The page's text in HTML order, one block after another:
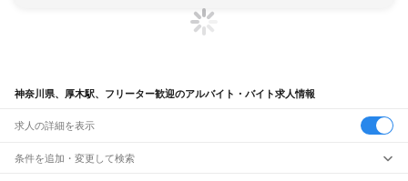
神奈川県、厚木駅、フリーター歓迎のアルバイト・バイト求人情報
求人の詳細を表示
条件を追加・変更して検索